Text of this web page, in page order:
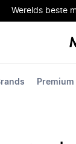
Werelds beste
Premium